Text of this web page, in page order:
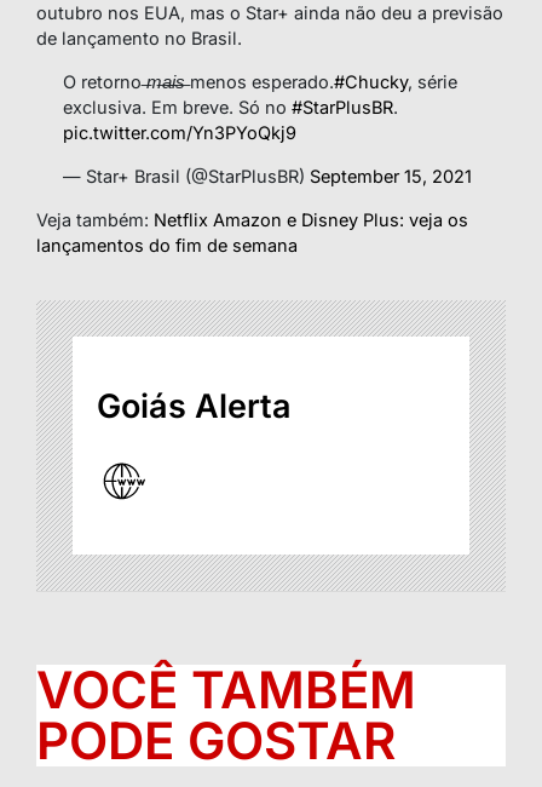
outubro nos EUA, mas o Star+ ainda não deu a previsão
de lançamento no Brasil.
O retorno ̶m̶a̶i̶s̶ menos esperado.#Chucky, série
exclusiva. Em breve. Só no #StarPlusBR.
pic.twitter.com/Yn3PYoQkj9
— Star+ Brasil (@StarPlusBR) September 15, 2021
Veja também: Netflix Amazon e Disney Plus: veja os
lançamentos do fim de semana
Goiás Alerta
VOCÊ TAMBÉM
PODE GOSTAR